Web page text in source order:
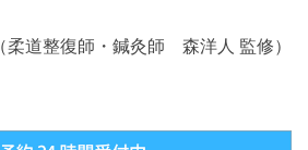
（柔道整復師・鍼灸師 森洋人 監修）